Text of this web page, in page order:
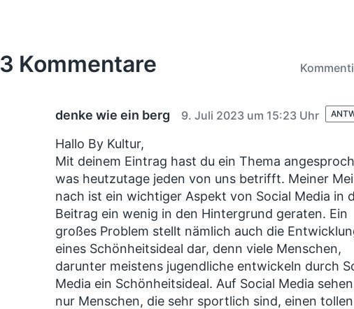
c
h
c
h
3 Kommentare
denke wie ein berg 9. Juli 2023 um 15:23 Uhr
Hallo By Kultur,
Mit deinem Eintrag hast du ein Thema
was heutzutage jeden von uns betrifft. Meiner
nach ist ein wichtiger Aspekt von Social Media in
Beitrag ein wenig in den Hintergrund geraten. Ein
großes Problem stellt nämlich auch die
eines Schönheitsideal dar, denn viele Menschen,
darunter meistens jugendliche entwickeln durch
Media ein Schönheitsideal. Auf Social Media
nur Menschen, die sehr sportlich sind, einen tollen